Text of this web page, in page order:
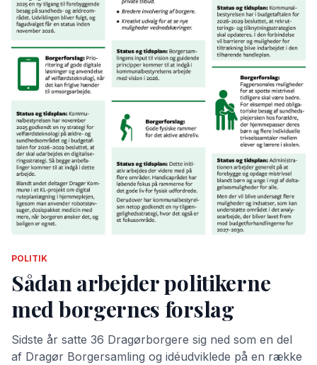
POLITIK
Sådan arbejder politikerne
med borgernes forslag
Sidste år satte 36 Dragørborgere sig ned som en del
af Dragør Borgersamling og idéudviklede på en række